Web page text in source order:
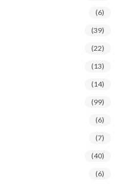
(6)
(39)
(22)
(13)
(14)
(99)
(6)
(7)
(40)
(6)